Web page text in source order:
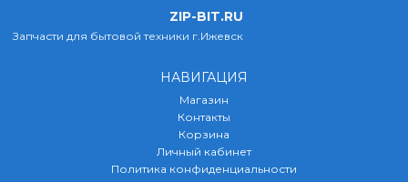
ZIP-BIT.RU
Запчасти для бытовой техники г.Ижевск
НАВИГАЦИЯ
Магазин
Контакты
Корзина
Личный кабинет
Политика конфиденциальности